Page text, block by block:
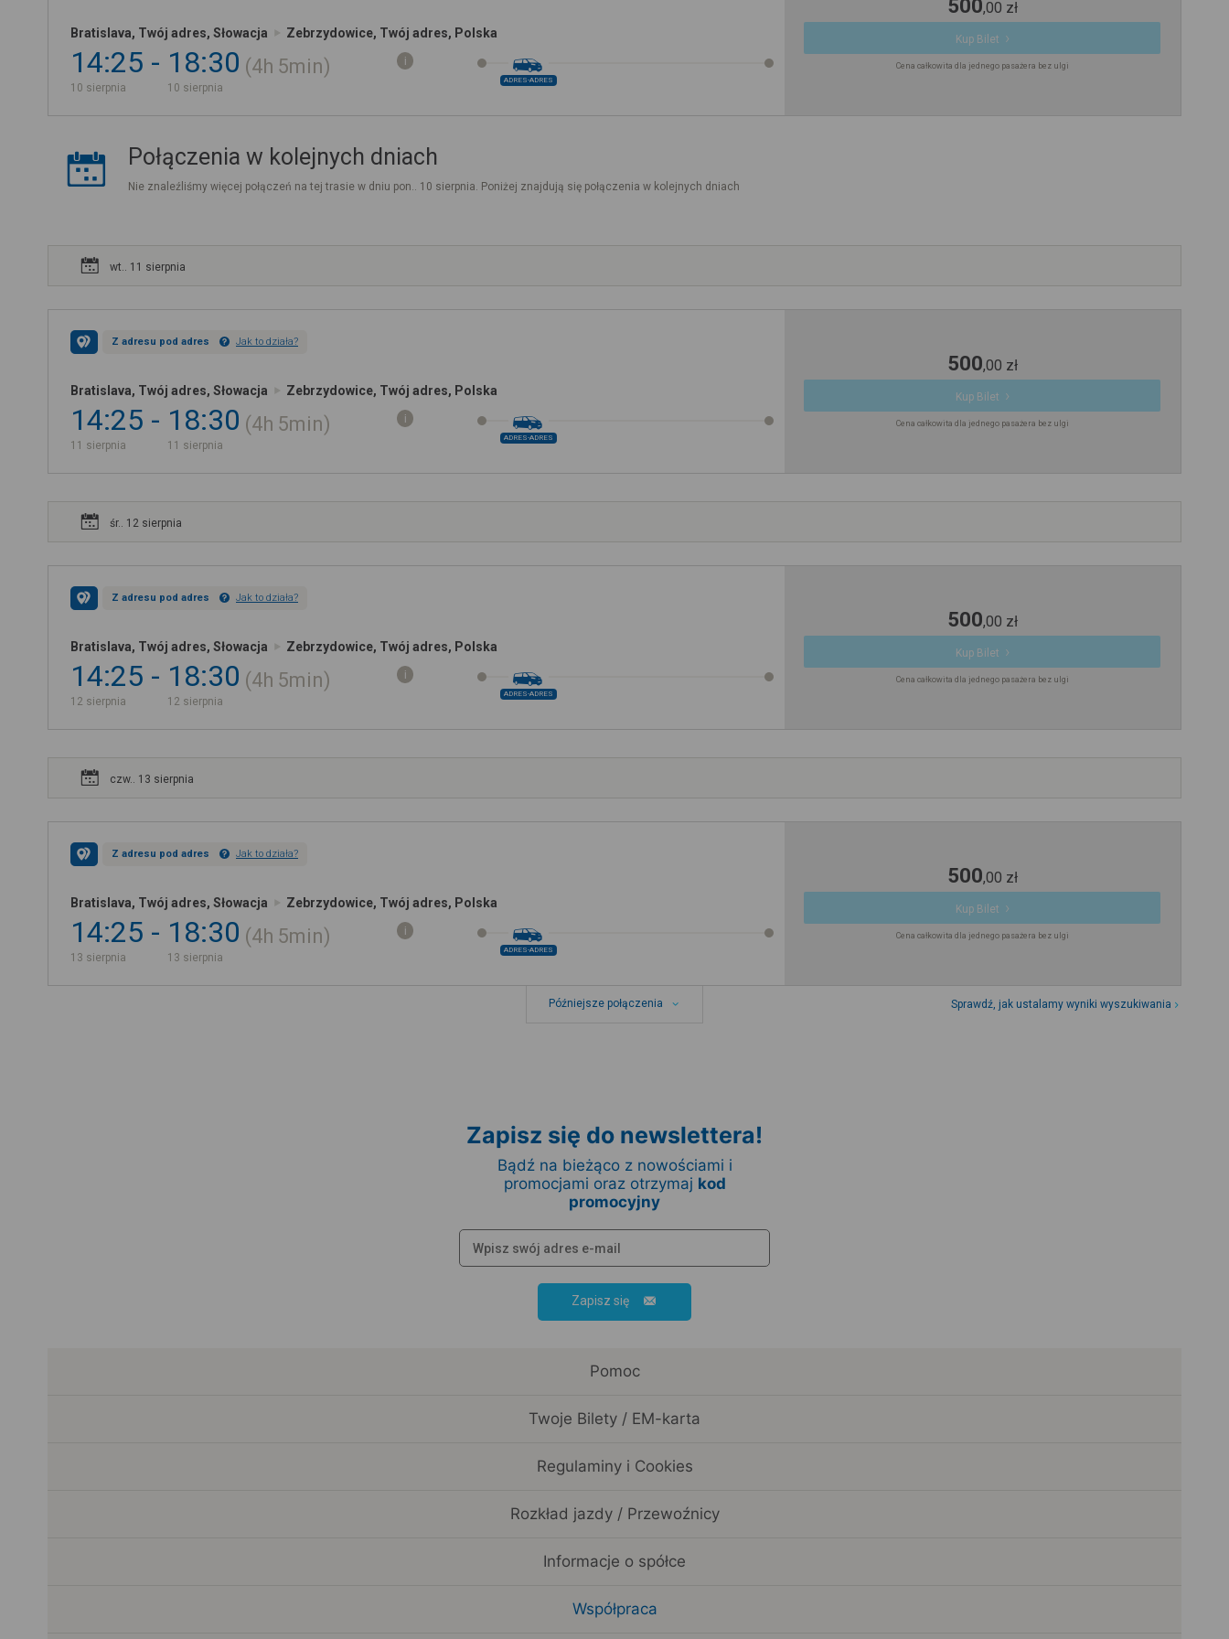
Bratislava, Twój adres, Słowacja Zebrzydowice, Twój adres, Polska
14:25
10 sierpnia
18:30
10 sierpnia
4h 5min
ADRES-ADRES
500,00 zł
Kup Bilet
Cena całkowita dla jednego pasażera bez ulgi
Połączenia w kolejnych dniach
Nie znaleźliśmy więcej połączeń na tej trasie w dniu pon.. 10 sierpnia. Poniżej znajdują się połączenia w kolejnych dniach
wt.. 11 sierpnia
Z adresu pod adres Jak to działa?
Bratislava, Twój adres, Słowacja Zebrzydowice, Twój adres, Polska
14:25
11 sierpnia
18:30
11 sierpnia
4h 5min
ADRES-ADRES
500,00 zł
Kup Bilet
Cena całkowita dla jednego pasażera bez ulgi
śr.. 12 sierpnia
Z adresu pod adres Jak to działa?
Bratislava, Twój adres, Słowacja Zebrzydowice, Twój adres, Polska
14:25
12 sierpnia
18:30
12 sierpnia
4h 5min
ADRES-ADRES
500,00 zł
Kup Bilet
Cena całkowita dla jednego pasażera bez ulgi
czw.. 13 sierpnia
Z adresu pod adres Jak to działa?
Bratislava, Twój adres, Słowacja Zebrzydowice, Twój adres, Polska
14:25
13 sierpnia
18:30
13 sierpnia
4h 5min
ADRES-ADRES
500,00 zł
Kup Bilet
Cena całkowita dla jednego pasażera bez ulgi
Późniejsze połączenia Sprawdź, jak ustalamy wyniki wyszukiwania
Zapisz się do newslettera!
Bądź na bieżąco z nowościami i
promocjami oraz otrzymaj kod
promocyjny
Zapisz się
Pomoc
Twoje Bilety / EM-karta
Regulaminy i Cookies
Rozkład jazdy / Przewoźnicy
Informacje o spółce
Współpraca